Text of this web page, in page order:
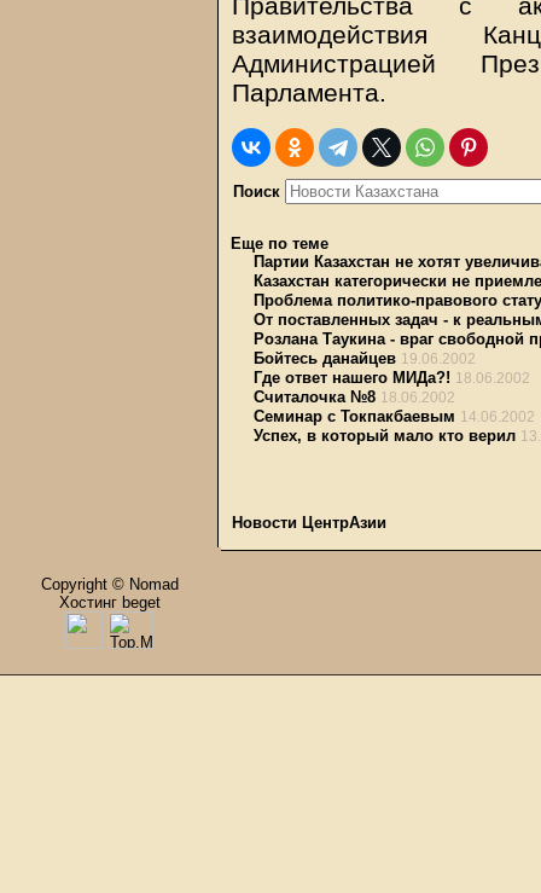
взаимодействия
Администрацией
Парламента.
Поиск
Еще по теме
Партии Казахстан не хотят
Казахстан категорически не
Проблема политико-правового
От поставленных задач - к
Розлана Таукина - враг свободной
Бойтесь данайцев 19.06.2002
Где ответ нашего МИДа?! 18.06.2002
Считалочка №8 18.06.2002
Семинар с Токпакбаевым 14.06.2002
Успех, в который мало кто верил
Новости ЦентрАзии
Copyright © Nomad
Хостинг beget